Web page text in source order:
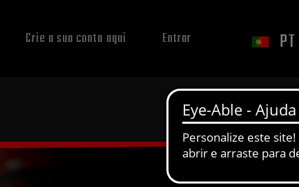
Crie a sua conta aqui Entrar PT